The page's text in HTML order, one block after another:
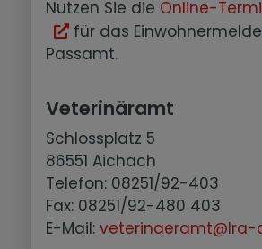
Nutzen Sie die Online-
für das
Passamt.
Veterinäramt
Schlossplatz 5
86551 Aichach
Telefon: 08251/92-403
Fax: 08251/92-480 403
E-Mail: